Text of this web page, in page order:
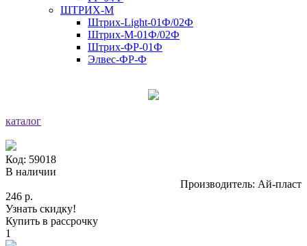
ШТРИХ-М
Штрих-Light-01Ф/02Ф
Штрих-М-01Ф/02Ф
Штрих-ФР-01Ф
Элвес-ФР-Ф
каталог
Код: 59018
В наличии
Производитель: Ай-пласт
246 р.
Узнать скидку!
Купить в рассрочку
1